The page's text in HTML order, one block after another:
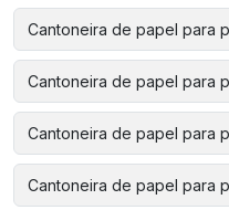
Cantoneira de papel para
Cantoneira de papel para
Cantoneira de papel para
Cantoneira de papel para